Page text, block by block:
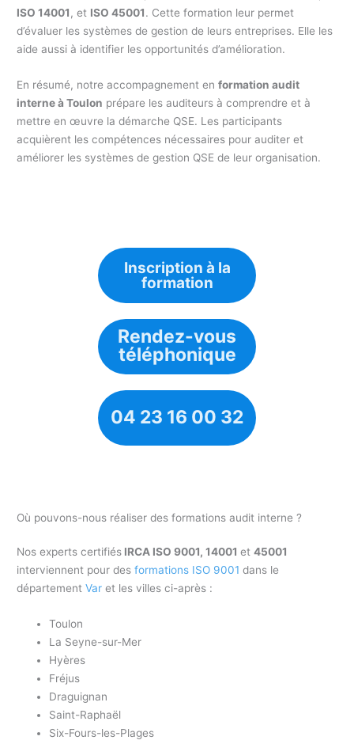
ISO 14001, et ISO 45001. Cette formation leur permet
d’évaluer les systèmes de gestion de leurs entreprises. Elle les
aide aussi à identifier les opportunités d’amélioration.
En résumé, notre accompagnement enformation audit
interne à Toulon prépare les auditeurs à comprendre et à
mettre en œuvre la démarche QSE. Les participants
acquièrent les compétences nécessaires pour auditer et
améliorer les systèmes de gestion QSE de leur organisation.
Inscription à la
formation
Rendez-vous
téléphonique
04 23 16 00 32
Où pouvons-nous réaliser des formations audit interne ?
Nos experts certifiés IRCA ISO 9001, 14001et45001
interviennent pour desformations ISO 9001 dans le
départementVar et les villes ci-après :
Toulon
La Seyne-sur-Mer
Hyères
Fréjus
Draguignan
Saint-Raphaël
Six-Fours-les-Plages